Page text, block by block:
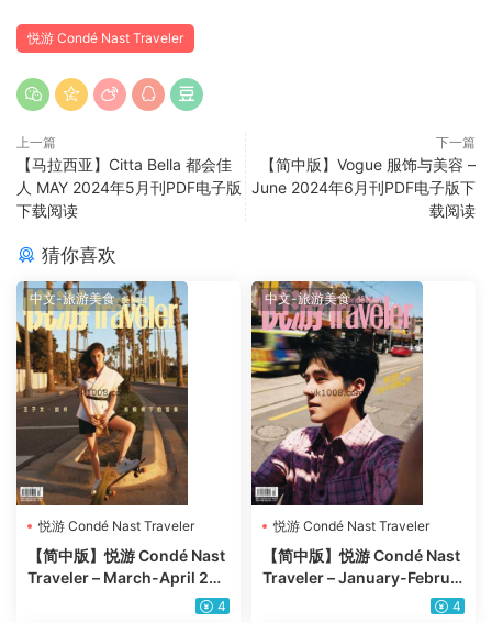
悦游 Condé Nast Traveler
上一篇
【马拉西亚】Citta Bella 都会佳
人 MAY 2024年5月刊PDF电子版
下载阅读
下一篇
【简中版】Vogue 服饰与美容 –
June 2024年6月刊PDF电子版下
载阅读
猜你喜欢
中文-旅游美食
悦游 Condé Nast Traveler
【简中版】悦游 Condé Nast
Traveler – March-April 202
5年3、4月PDF电子版杂志 4
中文-旅游美食
悦游 Condé Nast Traveler
【简中版】悦游 Condé Nast
Traveler – January-Februa
ry 2025年1-2月PDF电子版4